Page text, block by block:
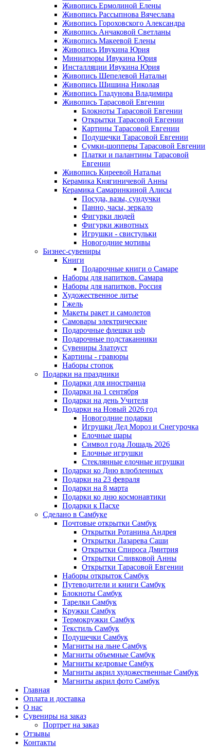
Живопись Ермолиной Елены
Живопись Рассыпнова Вячеслава
Живопись Гороховского Александра
Живопись Анчаковой Светланы
Живопись Макеевой Елены
Живопись Ивукина Юрия
Миниатюры Ивукина Юрия
Инсталляции Ивукина Юрия
Живопись Шепелевой Натальи
Живопись Шишина Николая
Живопись Гладунова Владимира
Живопись Тарасовой Евгении
Блокноты Тарасовой Евгении
Открытки Тарасовой Евгении
Картины Тарасовой Евгении
Подушечки Тарасовой Евгении
Сумки-шопперы Тарасовой Евгении
Платки и палантины Тарасовой
Евгении
Живопись Киреевой Натальи
Керамика Княгиничевой Анны
Керамика Самаринкиной Алисы
Посуда, вазы, сундучки
Панно, часы, зеркало
Фигурки людей
Фигурки животных
Игрушки - свистульки
Новогодние мотивы
Бизнес-сувениры
Книги
Подарочные книги о Самаре
Наборы для напитков. Самара
Наборы для напитков. Россия
Художественное литье
Гжель
Макеты ракет и самолетов
Самовары электрические
Подарочные флешки usb
Подарочные подстаканники
Сувениры Златоуст
Картины - гравюры
Наборы стопок
Подарки на праздники
Подарки для иностранца
Подарки на 1 сентября
Подарки на день Учителя
Подарки на Новый 2026 год
Новогодние подарки
Игрушки Дед Мороз и Снегурочка
Елочные шары
Символ года Лошадь 2026
Елочные игрушки
Стеклянные елочные игрушки
Подарки ко Дню влюбленных
Подарки на 23 февраля
Подарки на 8 марта
Подарки ко дню космонавтики
Подарки к Пасхе
Сделано в Самбуке
Почтовые открытки Самбук
Открытки Ротанина Андрея
Открытки Лазарева Саши
Открытки Спироса Дмитрия
Открытки Сливковой Анны
Открытки Тарасовой Евгении
Наборы открыток Самбук
Путеводители и книги Самбук
Блокноты Самбук
Тарелки Самбук
Кружки Самбук
Термокружки Самбук
Текстиль Самбук
Подушечки Самбук
Магниты на льне Самбук
Магниты объемные Самбук
Магниты кедровые Самбук
Магниты акрил художественные Самбук
Магниты акрил фото Самбук
Главная
Оплата и доставка
О нас
Сувениры на заказ
Портрет на заказ
Отзывы
Контакты